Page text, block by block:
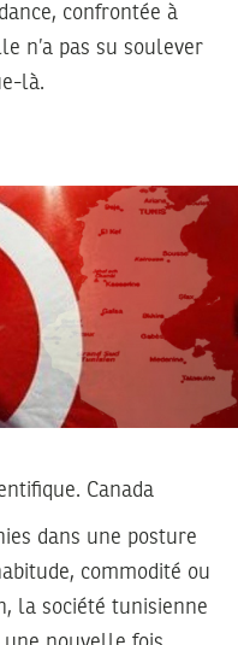
confrontée à
n’a pas su soulever
là.
Canada
dans une posture
commodité ou
la société tunisienne